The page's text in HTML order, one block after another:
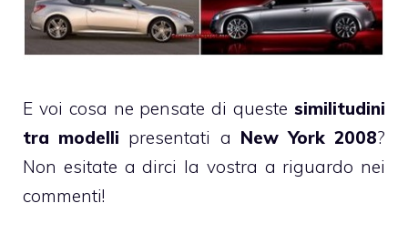
E voi cosa ne pensate di queste similitudini
tra modelli presentati a New York 2008?
Non esitate a dirci la vostra a riguardo nei
commenti!